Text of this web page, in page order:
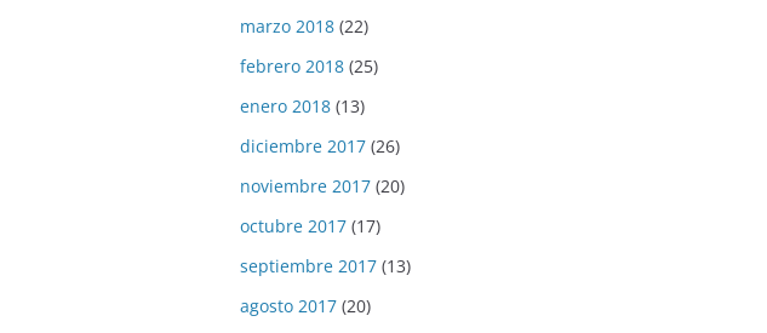
marzo 2018 (22)
febrero 2018 (25)
enero 2018 (13)
diciembre 2017 (26)
noviembre 2017 (20)
octubre 2017 (17)
septiembre 2017 (13)
agosto 2017 (20)